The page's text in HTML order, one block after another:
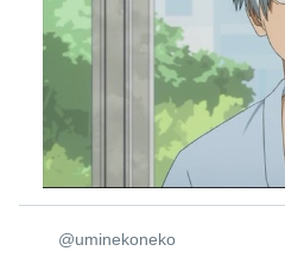
@uminekoneko